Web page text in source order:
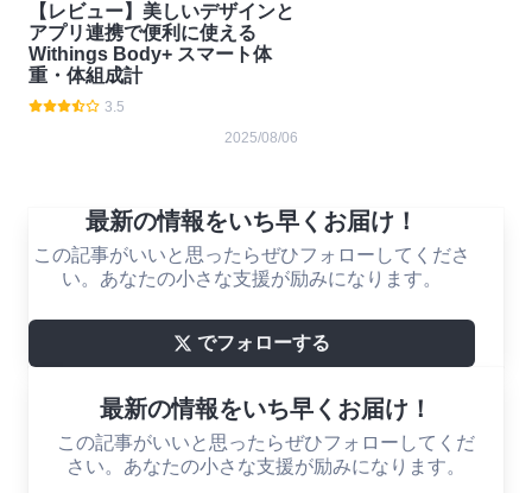
【レビュー】美しいデザインと
アプリ連携で便利に使える
Withings Body+ スマート体
重・体組成計
3.5
2025/08/06
最新の情報をいち早くお届け！
この記事がいいと思ったらぜひフォローしてくださ
い。あなたの小さな支援が励みになります。
でフォローする
最新の情報をいち早くお届け！
この記事がいいと思ったらぜひフォローしてくだ
さい。あなたの小さな支援が励みになります。